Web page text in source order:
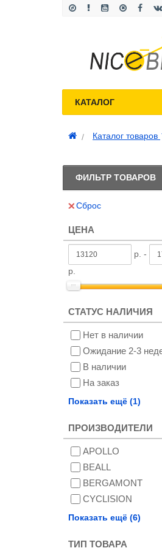
КАТАЛОГ
Каталог товаров
ФИЛЬТР ТОВАРОВ
Сброс
ЦЕНА
р. -
р.
СТАТУС НАЛИЧИЯ
Нет в наличии
Ожидание 2-3
В наличии
На заказ
Снят с
Показать ещё (1)
ПРОИЗВОДИТЕЛИ
APOLLO
BEALL
BERGAMONT
CYCLISION
MONTAGUE
Показать ещё (6)
ТИП ТОВАРА